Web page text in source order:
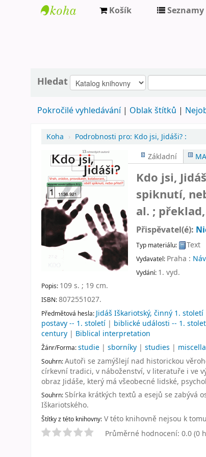
Město
Metují
Košík Seznamy
Hledat
Pokročilé vyhledávání Oblak štítků
Koha › Podrobnosti pro: Kdo jsi, Jidáši? :
Základní
Kdo jsi,
spiknutí,
al. ;
Přispěvatel(é):
Typ materiálu: Text
Vydavatel: Praha :
Vydání: 1. vyd.
Popis: 109 s. ; 19 cm.
ISBN:8072551027.
Předmětová hesla: Jidáš Iškariotský, činný 1. století
postavy -- 1. století | biblické události -- 1.
century | Biblical interpretation
Žánr/Forma:studie | sborníky | studies |
Souhrn:Autoři se zamýšlejí nad historickou
církevní tradici, v náboženství, v literatuře i ve
obraz Jidáše, který má všeobecné lidské,
Souhrn:Sbírka krátkých textů a esejů se zabývá
Iškariotského.
Štítky z této knihovny: V této knihovně nejsou k
Průměrné hodnocení: 0.0 (0